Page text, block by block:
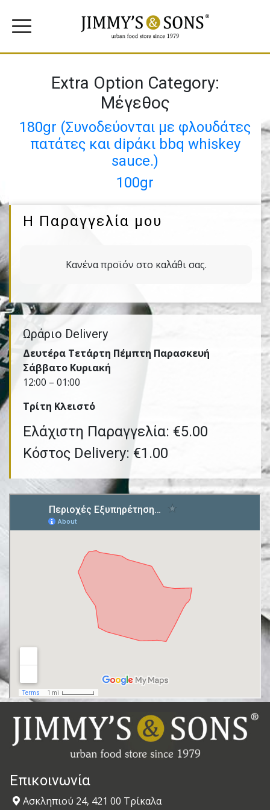
Extra Option Category:
Μέγεθος
180gr (Συνοδεύονται µε φλουδάτες
πατάτες και dipάκι bbq whiskey
sauce.)
100gr
Η Παραγγελία μου
Κανένα προϊόν στο καλάθι σας.
Ωράριο Delivery
Δευτέρα Τετάρτη Πέμπτη Παρασκευή
Σάββατο Κυριακή
12:00 – 01:00
Τρίτη Kλειστό
Ελάχιστη Παραγγελία: €5.00
Κόστος Delivery: €1.00
Επικοινωνία
Ασκληπιού 24, 421 00 Τρίκαλα